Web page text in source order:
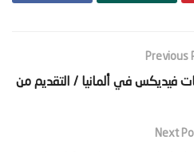
Previous
فيديكس في ألمانيا / التقديم من
Next